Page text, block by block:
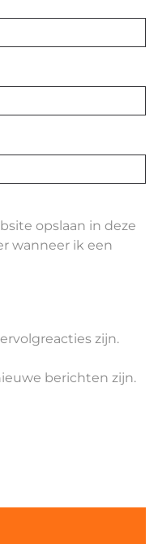
opslaan in deze
wanneer ik een
zijn.
berichten zijn.